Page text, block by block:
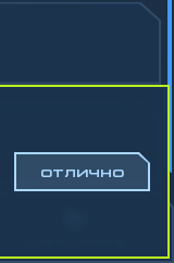
ОТЛИЧНО